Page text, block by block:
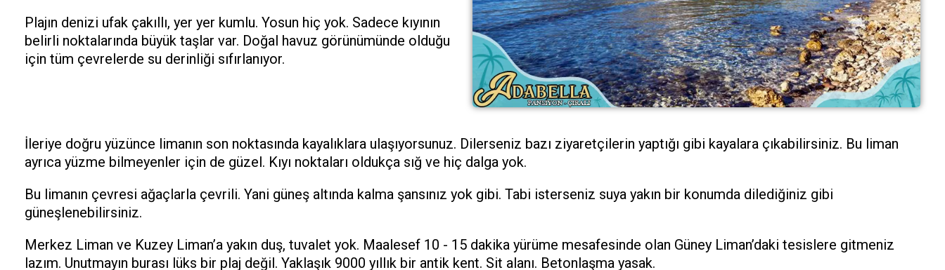
Plajın denizi ufak çakıllı, yer yer kumlu. Yosun hiç yok. Sadece kıyının
belirli noktalarında büyük taşlar var. Doğal havuz görünümünde olduğu
için tüm çevrelerde su derinliği sıfırlanıyor.
İleriye doğru yüzünce limanın son noktasında kayalıklara ulaşıyorsunuz. Dilerseniz bazı ziyaretçilerin yaptığı gibi kayalara çıkabilirsiniz. Bu liman
ayrıca yüzme bilmeyenler için de güzel. Kıyı noktaları oldukça sığ ve hiç dalga yok.
Bu limanın çevresi ağaçlarla çevrili. Yani güneş altında kalma şansınız yok gibi. Tabi isterseniz suya yakın bir konumda dilediğiniz gibi
güneşlenebilirsiniz.
Merkez Liman ve Kuzey Liman’a yakın duş, tuvalet yok. Maalesef 10 - 15 dakika yürüme mesafesinde olan Güney Liman’daki tesislere gitmeniz
lazım. Unutmayın burası lüks bir plaj değil. Yaklaşık 9000 yıllık bir antik kent. Sit alanı. Betonlaşma yasak.